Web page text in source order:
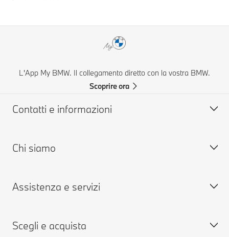
L'App My BMW. Il collegamento diretto con la vostra BMW.
Scoprire ora
Contatti e informazioni
Aiuto & Contatti
Concessionarie & Centri Service BMW
Richiedi un'offerta
Chi siamo
Lavora con noi
BMW Group
Assistenza e servizi
Prenota presso i Centri Service
Scegli e acquista